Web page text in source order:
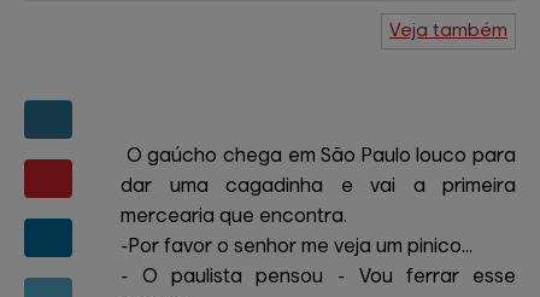
Veja também
O gaúcho chega em São Paulo louco para
dar uma cagadinha e vai a primeira
mercearia que encontra.
-Por favor o senhor me veja um pinico...
- O paulista pensou - Vou ferrar esse